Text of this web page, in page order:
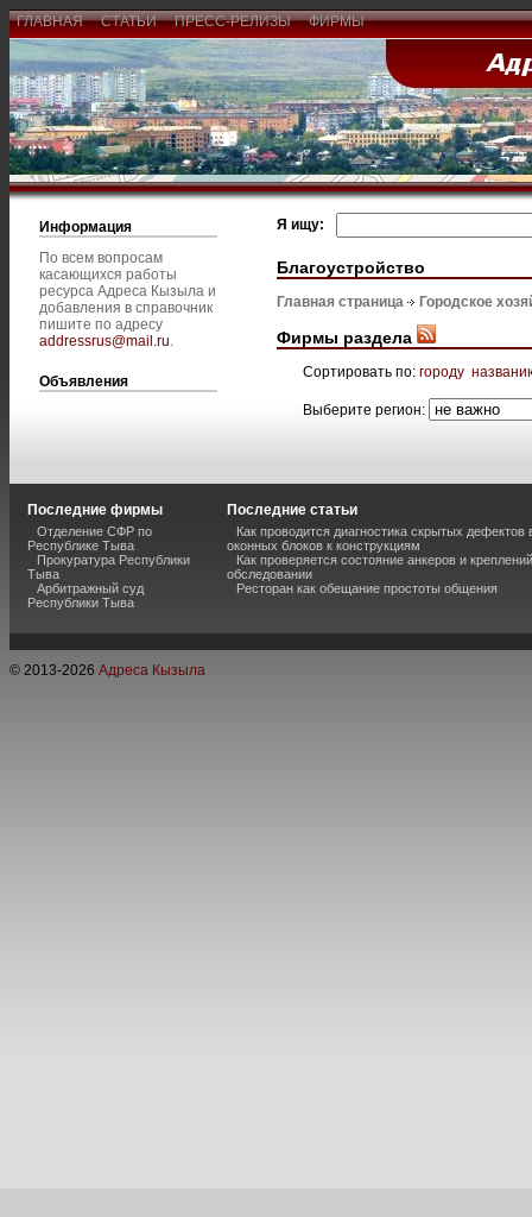
ГЛАВНАЯ СТАТЬИ ПРЕСС-РЕЛИЗЫ ФИРМЫ
Информация
По всем вопросам
касающихся работы
ресурса Адреса Кызыла и
добавления в справочник
пишите по адресу
addressrus@mail.ru.
Объявления
Я ищу:
Благоустройство
Главная страница Городское
Фирмы раздела
Сортировать по: городу
Выберите регион:
Последние фирмы
Отделение СФР по
Республике Тыва
Прокуратура Республики
Тыва
Арбитражный суд
Республики Тыва
Последние статьи
Как проводится диагностика скрытых
оконных блоков к конструкциям
Как проверяется состояние анкеров и
обследовании
Ресторан как обещание простоты общения
© 2013-2026 Адреса Кызыла